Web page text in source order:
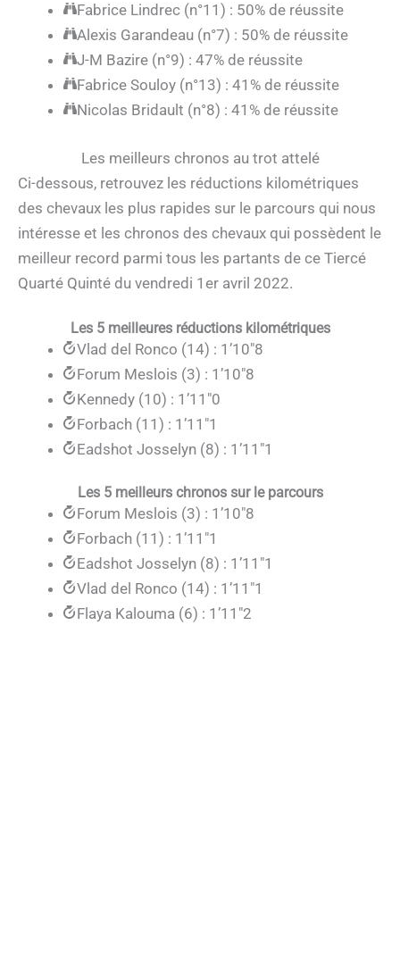
Fabrice Lindrec (n°11) : 50% de réussite
Alexis Garandeau (n°7) : 50% de réussite
J-M Bazire (n°9) : 47% de réussite
Fabrice Souloy (n°13) : 41% de réussite
Nicolas Bridault (n°8) : 41% de réussite
Les meilleurs chronos au trot attelé
Ci-dessous, retrouvez les réductions kilométriques
des chevaux les plus rapides sur le parcours qui nous
intéresse et les chronos des chevaux qui possèdent le
meilleur record parmi tous les partants de ce Tiercé
Quarté Quinté du vendredi 1er avril 2022.
Les 5 meilleures réductions kilométriques
Vlad del Ronco (14) : 1’10″8
Forum Meslois (3) : 1’10″8
Kennedy (10) : 1’11″0
Forbach (11) : 1’11″1
Eadshot Josselyn (8) : 1’11″1
Les 5 meilleurs chronos sur le parcours
Forum Meslois (3) : 1’10″8
Forbach (11) : 1’11″1
Eadshot Josselyn (8) : 1’11″1
Vlad del Ronco (14) : 1’11″1
Flaya Kalouma (6) : 1’11″2